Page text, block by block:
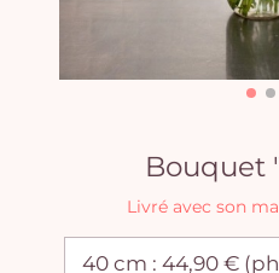
Bouquet
Livré avec son